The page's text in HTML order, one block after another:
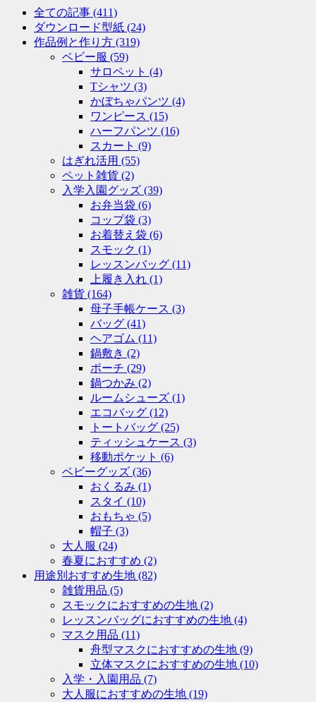
全ての記事 (411)
ダウンロード型紙 (24)
作品例と作り方 (319)
ベビー服 (59)
サロペット (4)
Tシャツ (3)
かぼちゃパンツ (4)
ワンピース (15)
ハーフパンツ (16)
スカート (9)
はぎれ活用 (55)
ペット雑貨 (2)
入学入園グッズ (39)
お弁当袋 (6)
コップ袋 (3)
お着替え袋 (6)
スモック (1)
レッスンバッグ (11)
上履き入れ (1)
雑貨 (164)
母子手帳ケース (3)
バッグ (41)
ヘアゴム (11)
鍋敷き (2)
ポーチ (29)
鍋つかみ (2)
ルームシューズ (1)
エコバッグ (12)
トートバッグ (25)
ティッシュケース (3)
移動ポケット (6)
ベビーグッズ (36)
おくるみ (1)
スタイ (10)
おもちゃ (5)
帽子 (3)
大人服 (24)
春夏におすすめ (2)
用途別おすすめ生地 (82)
雑貨用品 (5)
スモックにおすすめの生地 (2)
レッスンバッグにおすすめの生地 (4)
マスク用品 (11)
舟型マスクにおすすめの生地 (9)
立体マスクにおすすめの生地 (10)
入学・入園用品 (7)
大人服におすすめの生地 (19)